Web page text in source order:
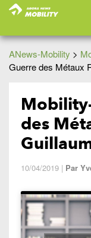
ANews-Mobility >
Guerre des Métaux
des
10/04/2019 | Par